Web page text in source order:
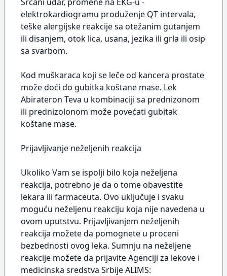
elektrokardiogramu produženje QT intervala,
teške alergijske reakcije sa otežanim gutanjem
ili disanjem, otok lica, usana, jezika ili grla ili osip
sa svarbom.
Kod muškaraca koji se leče od kancera prostate
može doći do gubitka koštane mase. Lek
Abirateron Teva u kombinaciji sa prednizonom
ili prednizolonom može povećati gubitak
koštane mase.
Prijavljivanje neželjenih reakcija
Ukoliko Vam se ispolji bilo koja neželjena
reakcija, potrebno je da o tome obavestite
lekara ili farmaceuta. Ovo uključuje i svaku
moguću neželjenu reakciju koja nije navedena u
ovom uputstvu. Prijavljivanjem neželjenih
reakcija možete da pomognete u proceni
bezbednosti ovog leka. Sumnju na neželjene
reakcije možete da prijavite Agenciji za lekove i
medicinska sredstva Srbije ALIMS: